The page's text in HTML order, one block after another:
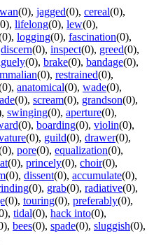
(0), jagged(0), cereal(0),
, lifelong(0), lew(0),
, logging(0), fascination(0),
discern(0), inspect(0), greed(0),
(0), brake(0), bandage(0),
(0), restrained(0),
, anatomical(0), wade(0),
(0), scream(0), grandson(0),
, swinging(0), aperture(0),
(0), boarding(0), violin(0),
(0), guild(0), drawer(0),
, pore(0), equalization(0),
(0), princely(0), choir(0),
(0), dissent(0), accumulate(0),
(0), grab(0), radiative(0),
(0), touring(0), preferably(0),
, tidal(0), hack into(0),
, bees(0), spade(0), sluggish(0),